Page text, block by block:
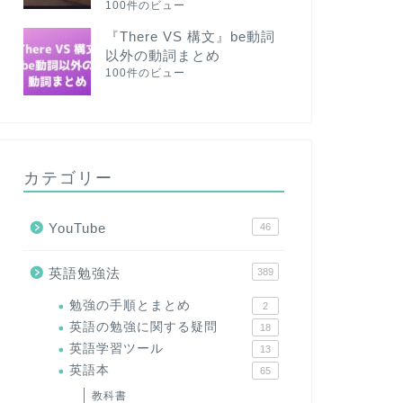
100件のビュー
『There VS 構文』be動詞
以外の動詞まとめ
100件のビュー
カテゴリー
YouTube 46
英語勉強法 389
勉強の手順とまとめ 2
英語の勉強に関する疑問 18
英語学習ツール 13
英語本 65
教科書